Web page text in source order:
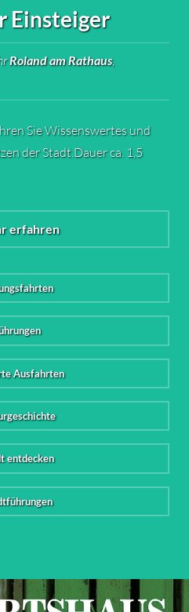
Einsteiger
Roland am Rathaus,
Sie Wissenswertes und
der Stadt.Dauer ca. 1,5
erfahren
Ausfahrten
entdecken